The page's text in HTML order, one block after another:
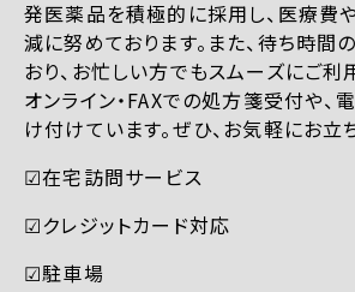
発医薬品を積極的に採用し、医療費
減に努めております。また、待ち時間
おり、お忙しい方でもスムーズにご利
オンライン・FAXでの処方箋受付や、
け付けています。ぜひ、お気軽にお立
☑︎在宅訪問サービス
☑︎クレジットカード対応
☑︎駐車場